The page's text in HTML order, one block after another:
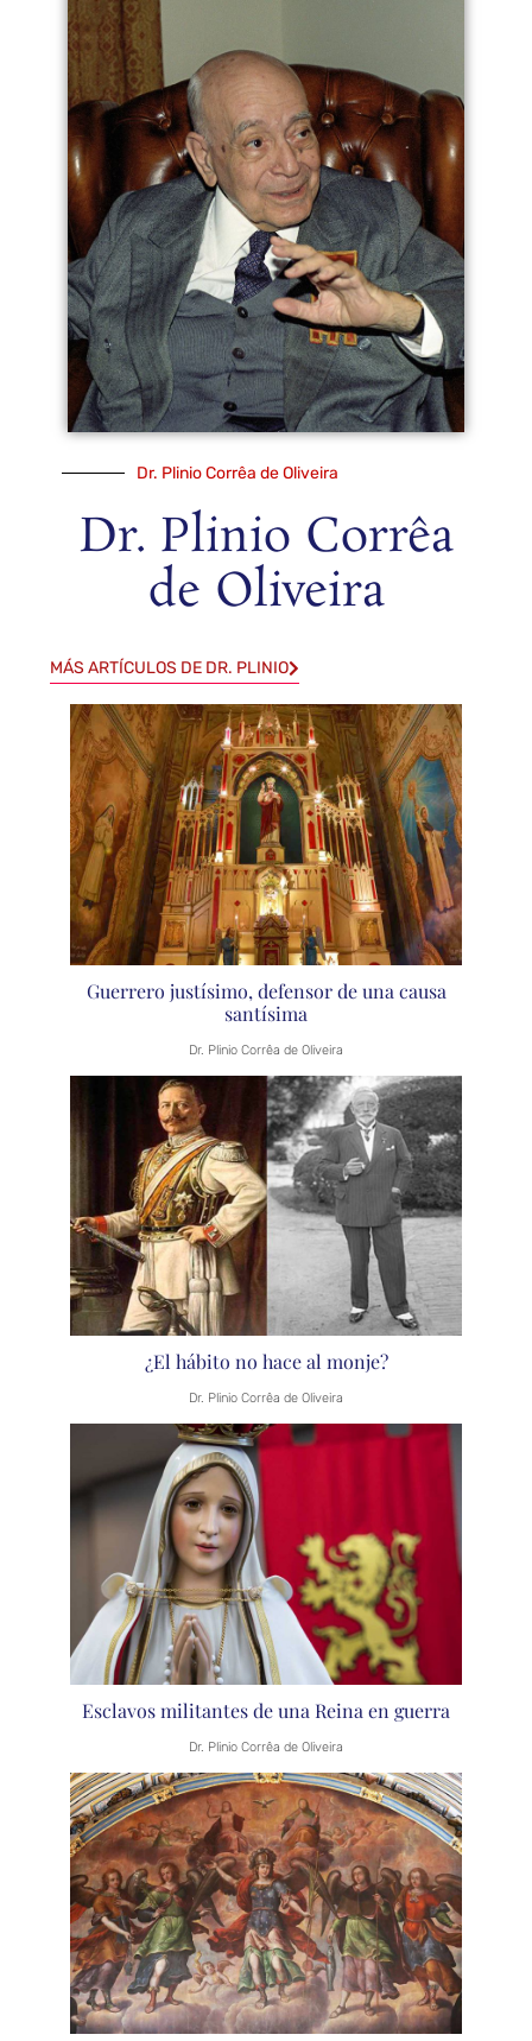
Dr. Plinio Corrêa de Oliveira
Dr. Plinio Corrêa
de Oliveira
MÁS ARTÍCULOS DE DR. PLINIO
Guerrero justísimo, defensor de una causa
santísima
Dr. Plinio Corrêa de Oliveira
¿El hábito no hace al monje?
Dr. Plinio Corrêa de Oliveira
Esclavos militantes de una Reina en guerra
Dr. Plinio Corrêa de Oliveira